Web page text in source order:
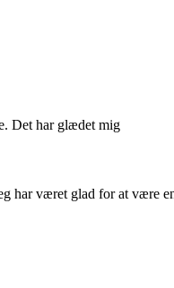
Det har glædet mig
har været glad for at være